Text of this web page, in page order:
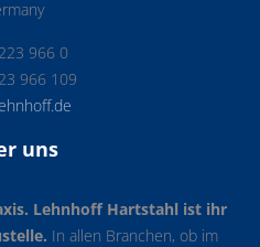
966 0
966 109
uns
Lehnhoff Hartstahl ist ihr
In allen Branchen, ob im